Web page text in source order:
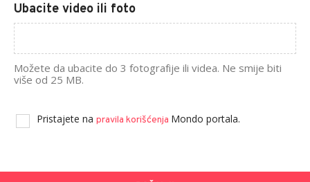
Ubacite video ili foto
Možete da ubacite do 3 fotografije ili videa. Ne smije biti
više od 25 MB.
Pristajete na pravila korišćenja Mondo portala.